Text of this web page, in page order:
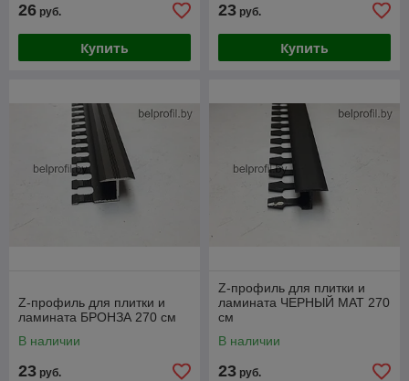
26 руб.
Купить
23 руб.
Купить
Z-профиль для плитки и
ламината БРОНЗА 270 см
В наличии
23 руб.
Z-профиль для плитки и
ламината ЧЕРНЫЙ МАТ 270
см
В наличии
23 руб.